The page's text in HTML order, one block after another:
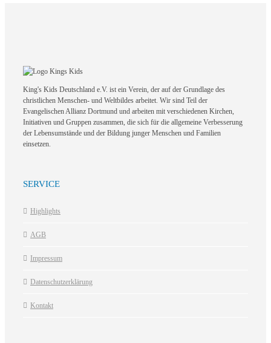
King's Kids Deutschland e.V. ist ein Verein, der auf der Grundlage des
christlichen Menschen- und Weltbildes arbeitet. Wir sind Teil der
Evangelischen Allianz Dortmund und arbeiten mit verschiedenen Kirchen,
Initiativen und Gruppen zusammen, die sich für die allgemeine Verbesserung
der Lebensumstände und der Bildung junger Menschen und Familien
einsetzen.
SERVICE
Highlights
AGB
Impressum
Datenschutzerklärung
Kontakt